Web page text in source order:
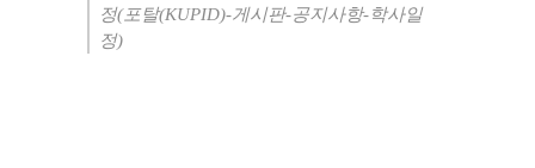
정(포탈(KUPID)-게시판-공지사항-학사일
정)